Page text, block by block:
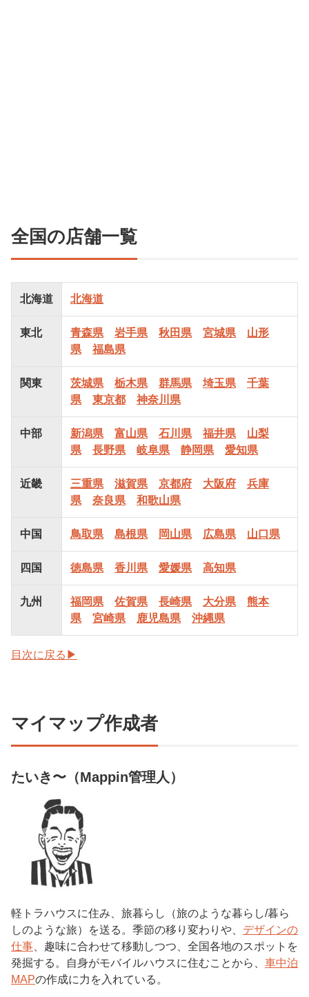
全国の店舗一覧
北海道 北海道
東北 青森県 岩手県 秋田県 宮城県
山形
県
福島県
関東 茨城県 栃木県 群馬県 埼玉県
千葉
県
東京都 神奈川県
中部 新潟県 富山県 石川県 福井県
山梨
県
長野県 岐阜県 静岡県 愛知県
近畿 三重県 滋賀県 京都府 大阪府
兵庫
県
奈良県 和歌山県
中国 鳥取県 島根県 岡山県 広島県 山口県
四国 徳島県 香川県 愛媛県 高知県
九州 福岡県 佐賀県 長崎県 大分県
熊本
県
宮崎県 鹿児島県 沖縄県
目次に戻る▶
マイマップ作成者
たいき〜（Mappin管理人）
軽トラハウスに住み、旅暮らし（旅のような暮らし/暮ら
しのような旅）を送る。季節の移り変わりや、 デザインの
仕事 、趣味に合わせて移動しつつ、全国各地のスポットを
発掘する。自身がモバイルハウスに住むことから、 車中泊
MAPの作成に力を入れている。